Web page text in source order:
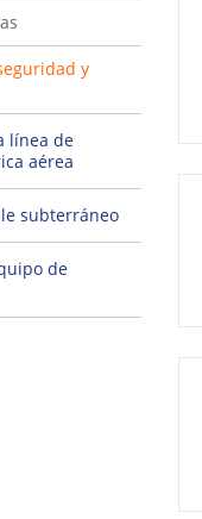
y
línea de
aérea
subterráneo
de